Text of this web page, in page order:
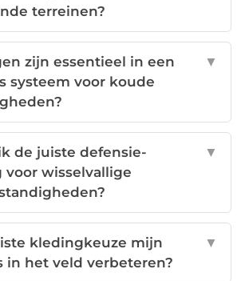
terreinen?
zijn essentieel in een
systeem voor koude
▼
de juiste defensie-
wisselvallige
▼
kledingkeuze mijn
in het veld verbeteren?
▼